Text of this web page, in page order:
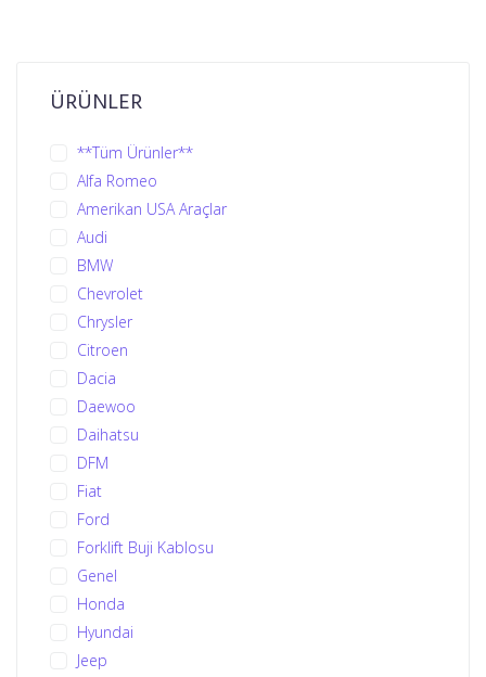
ÜRÜNLER
**Tüm Ürünler**
Alfa Romeo
Amerikan USA Araçlar
Audi
BMW
Chevrolet
Chrysler
Citroen
Dacia
Daewoo
Daihatsu
DFM
Fiat
Ford
Forklift Buji Kablosu
Genel
Honda
Hyundai
Jeep